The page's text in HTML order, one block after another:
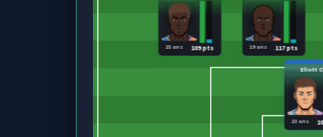
Eliott
23 ans
109 pts
25 ans 117 pts
19 ans